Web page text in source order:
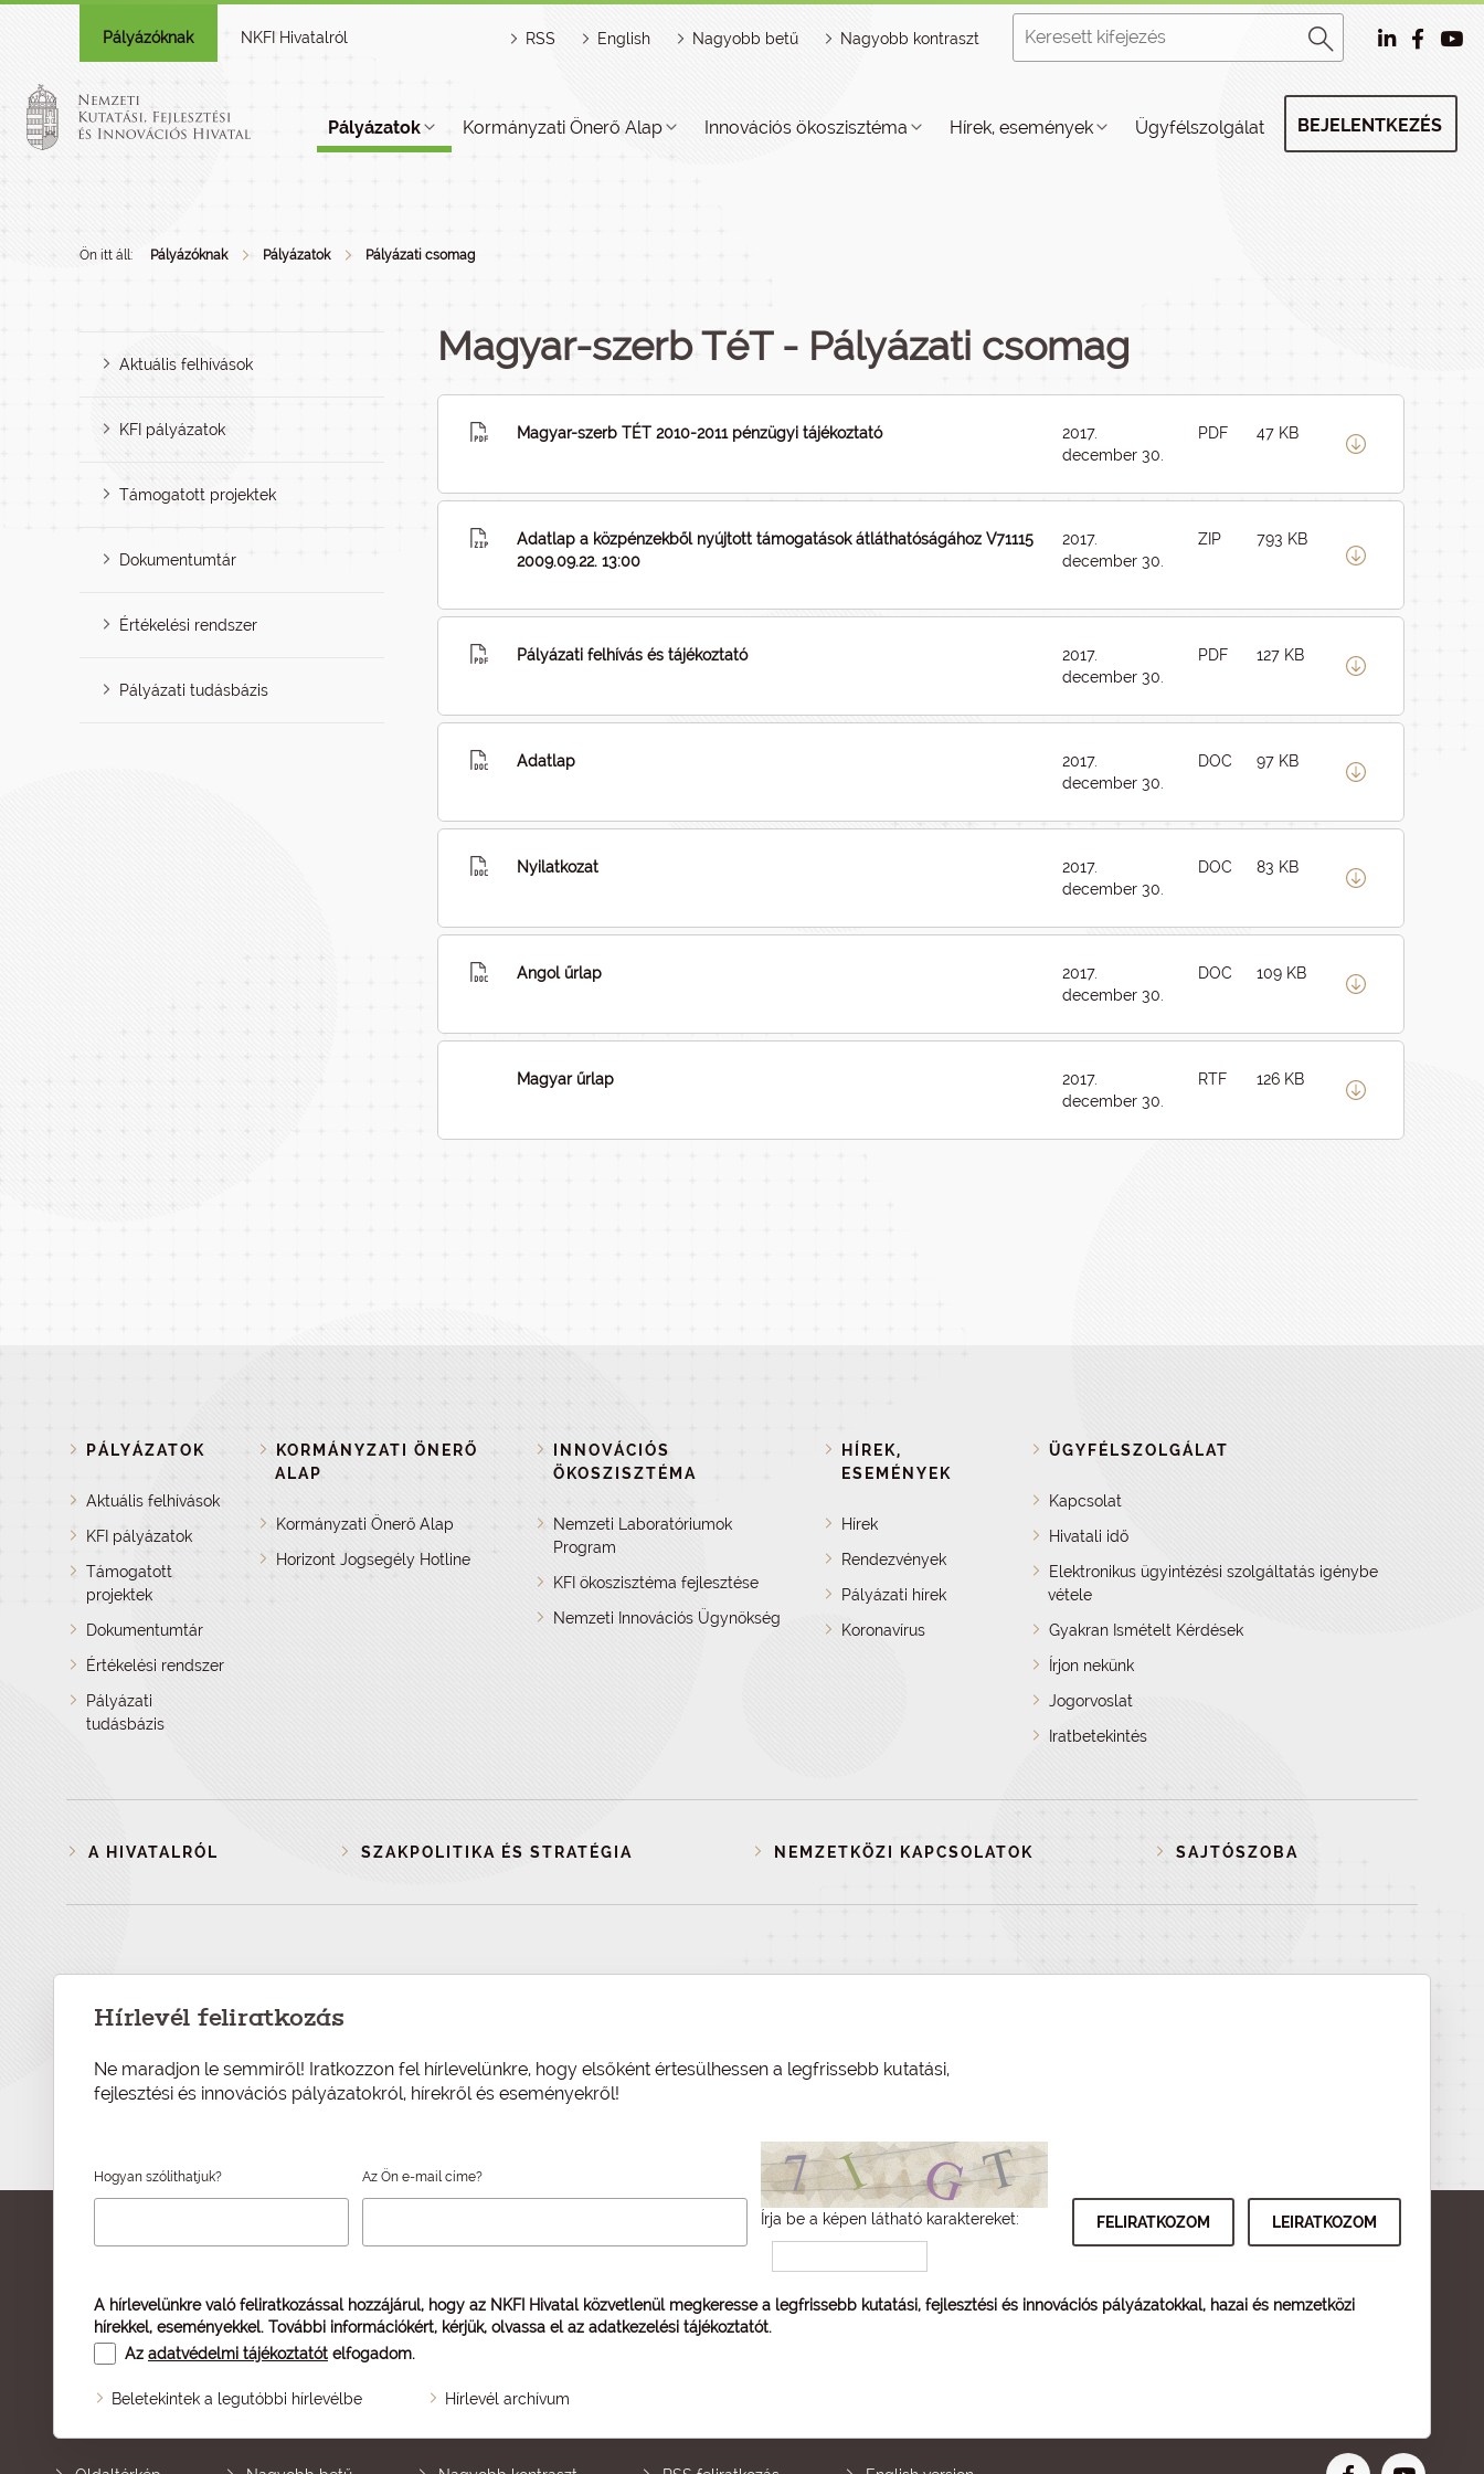
Pályázóknak NKFI Hivatalról RSS English Nagyobb betű Nagyobb kontraszt
Pályázatok Kormányzati Önerő Alap Innovációs ökoszisztéma Hírek, események Ügyfélszolgálat BEJELENTKEZÉS
Ön itt áll: Pályázóknak Pályázatok Pályázati csomag
Aktuális felhívások
KFI pályázatok
Támogatott projektek
Dokumentumtár
Értékelési rendszer
Pályázati tudásbázis
Magyar-szerb TéT - Pályázati csomag
Magyar-szerb TÉT 2010-2011 pénzügyi tájékoztató
2017.
december 30.
PDF 47 KB
Adatlap a közpénzekből nyújtott támogatások átláthatóságához V71115
2009.09.22. 13:00
2017.
december 30.
ZIP 793 KB
Pályázati felhívás és tájékoztató
2017.
december 30.
PDF 127 KB
Adatlap
2017.
december 30.
DOC 97 KB
Nyilatkozat
2017.
december 30.
DOC 83 KB
Angol űrlap
2017.
december 30.
DOC 109 KB
Magyar űrlap
2017.
december 30.
RTF 126 KB
PÁLYÁZATOK
Aktuális felhívások
KFI pályázatok
Támogatott
projektek
Dokumentumtár
Értékelési rendszer
Pályázati
tudásbázis
KORMÁNYZATI ÖNERŐ
ALAP
Kormányzati Önerő Alap
Horizont Jogsegély Hotline
INNOVÁCIÓS
ÖKOSZISZTÉMA
Nemzeti Laboratóriumok
Program
KFI ökoszisztéma fejlesztése
Nemzeti Innovációs Ügynökség
HÍREK,
ESEMÉNYEK
Hírek
Rendezvények
Pályázati hírek
Koronavírus
ÜGYFÉLSZOLGÁLAT
Kapcsolat
Hivatali idő
Elektronikus ügyintézési szolgáltatás igénybe
vétele
Gyakran Ismételt Kérdések
Írjon nekünk
Jogorvoslat
Iratbetekintés
A HIVATALRÓL SZAKPOLITIKA ÉS STRATÉGIA NEMZETKÖZI KAPCSOLATOK SAJTÓSZOBA
Hírlevél feliratkozás
Ne maradjon le semmiről! Iratkozzon fel hírlevelünkre, hogy elsőként értesülhessen a legfrissebb kutatási,
fejlesztési és innovációs pályázatokról, hírekről és eseményekről!
Hogyan szólíthatjuk? Az Ön e-mail címe?
Írja be a képen látható karaktereket:
A hírlevelünkre való feliratkozással hozzájárul, hogy az NKFI Hivatal közvetlenül megkeresse a legfrissebb kutatási, fejlesztési és innovációs pályázatokkal, hazai és nemzetközi
hírekkel, eseményekkel. További információkért, kérjük, olvassa el az adatkezelési tájékoztatót.
Az adatvédelmi tájékoztatót elfogadom.
Beletekintek a legutóbbi hírlevélbe Hírlevél archívum